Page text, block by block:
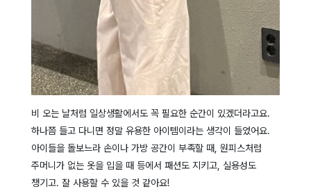
비 오는 날처럼 일상생활에서도 꼭 필요한 순간이 있겠더라고요.
하나쯤 들고 다니면 정말 유용한 아이템이라는 생각이 들었어요.
아이들을 돌보느라 손이나 가방 공간이 부족할 때, 원피스처럼
주머니가 없는 옷을 입을 때 등에서 패션도 지키고, 실용성도
챙기고. 잘 사용할 수 있을 것 같아요!